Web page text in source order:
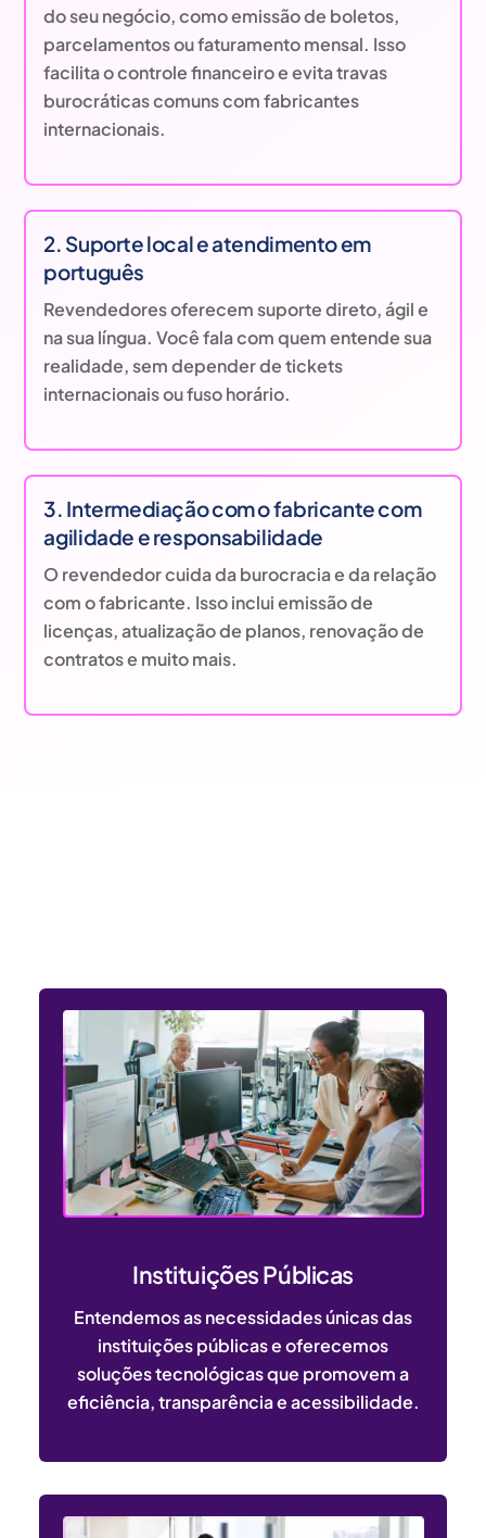
do seu negócio, como emissão de boletos,
parcelamentos ou faturamento mensal. Isso
facilita o controle financeiro e evita travas
burocráticas comuns com fabricantes
internacionais.
2. Suporte local e atendimento em
português
Revendedores oferecem suporte direto, ágil e
na sua língua. Você fala com quem entende sua
realidade, sem depender de tickets
internacionais ou fuso horário.
3. Intermediação com o fabricante com
agilidade e responsabilidade
O revendedor cuida da burocracia e da relação
com o fabricante. Isso inclui emissão de
licenças, atualização de planos, renovação de
contratos e muito mais.
Instituições Públicas
Entendemos as necessidades únicas das
instituições públicas e oferecemos
soluções tecnológicas que promovem a
eficiência, transparência e acessibilidade.